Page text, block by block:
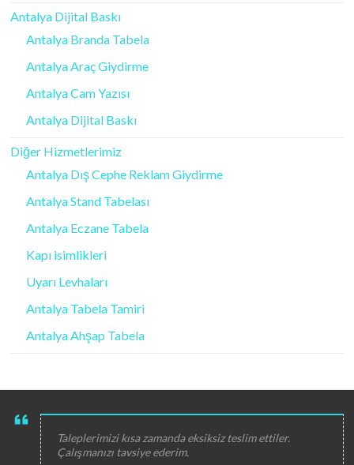
Antalya Dijital Baskı
Antalya Branda Tabela
Antalya Araç Giydirme
Antalya Cam Yazısı
Antalya Dijital Baskı
Diğer Hizmetlerimiz
Antalya Dış Cephe Reklam Giydirme
Antalya Stand Tabelası
Antalya Eczane Tabela
Kapı isimlikleri
Uyarı Levhaları
Antalya Tabela Tamiri
Antalya Ahşap Tabela
Taleplerimizi kısa zamanda eksiksiz teslim ettiler.
Çalışmanızı tavsiye ederim.